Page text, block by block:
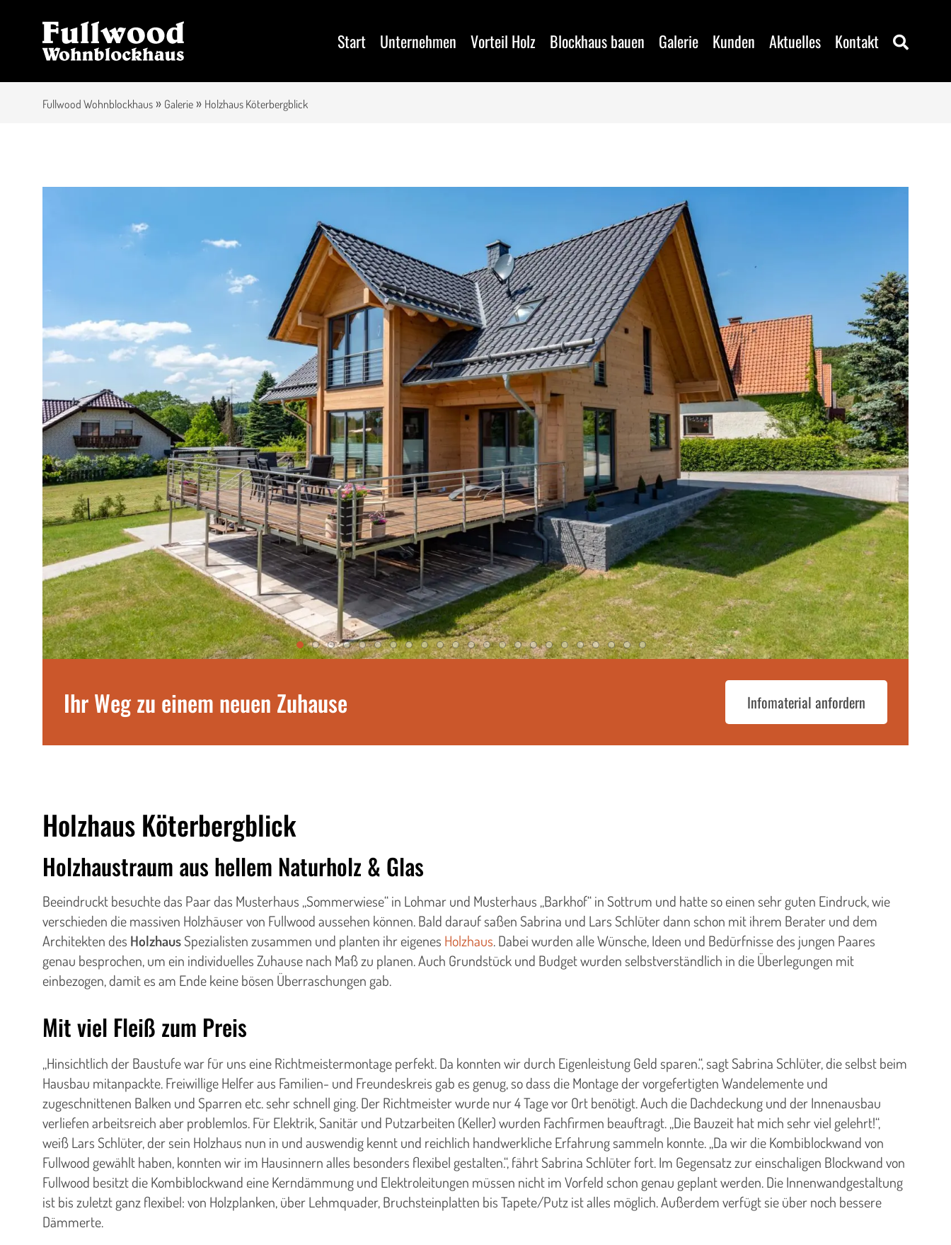
Start Unternehmen Vorteil Holz Blockhaus bauen Galerie Kunden Aktuelles Kontakt
Fullwood Wohnblockhaus » Galerie » Holzhaus Köterbergblick
Ihr Weg zu einem neuen Zuhause Infomaterial anfordern
Holzhaus Köterbergblick
Holzhaustraum aus hellem Naturholz & Glas
Beeindruckt besuchte das Paar das Musterhaus „Sommerwiese“ in Lohmar und Musterhaus „Barkhof“ in Sottrum und hatte so einen sehr guten Eindruck, wie
verschieden die massiven Holzhäuser von Fullwood aussehen können. Bald darauf saßen Sabrina und Lars Schlüter dann schon mit ihrem Berater und dem
Architekten des HolzhausSpezialisten zusammen und planten ihr eigenes Holzhaus. Dabei wurden alle Wünsche, Ideen und Bedürfnisse des jungen Paares
genau besprochen, um ein individuelles Zuhause nach Maß zu planen. Auch Grundstück und Budget wurden selbstverständlich in die Überlegungen mit
einbezogen, damit es am Ende keine bösen Überraschungen gab.
Mit viel Fleiß zum Preis
„Hinsichtlich der Baustufe war für uns eine Richtmeistermontage perfekt. Da konnten wir durch Eigenleistung Geld sparen.“, sagt Sabrina Schlüter, die selbst beim
Hausbau mitanpackte. Freiwillige Helfer aus Familien- und Freundeskreis gab es genug, so dass die Montage der vorgefertigten Wandelemente und
zugeschnittenen Balken und Sparren etc. sehr schnell ging. Der Richtmeister wurde nur 4 Tage vor Ort benötigt. Auch die Dachdeckung und der Innenausbau
verliefen arbeitsreich aber problemlos. Für Elektrik, Sanitär und Putzarbeiten (Keller) wurden Fachfirmen beauftragt. „Die Bauzeit hat mich sehr viel gelehrt!“,
weiß Lars Schlüter, der sein Holzhaus nun in und auswendig kennt und reichlich handwerkliche Erfahrung sammeln konnte. „Da wir die Kombiblockwand von
Fullwood gewählt haben, konnten wir im Hausinnern alles besonders flexibel gestalten.“, fährt Sabrina Schlüter fort. Im Gegensatz zur einschaligen Blockwand von
Fullwood besitzt die Kombiblockwand eine Kerndämmung und Elektroleitungen müssen nicht im Vorfeld schon genau geplant werden. Die Innenwandgestaltung
ist bis zuletzt ganz flexibel: von Holzplanken, über Lehmquader, Bruchsteinplatten bis Tapete/Putz ist alles möglich. Außerdem verfügt sie über noch bessere
Dämmerte.